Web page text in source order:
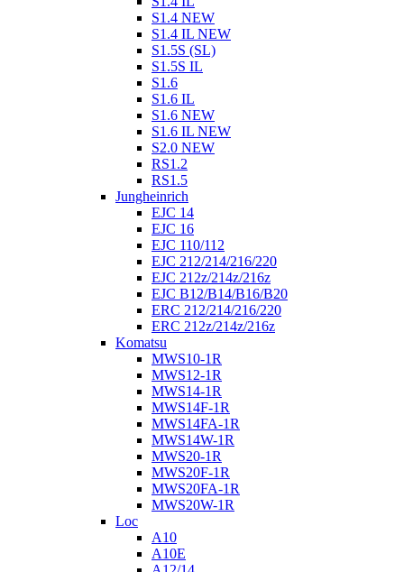
S1.4 NEW
S1.4 IL NEW
S1.5S (SL)
S1.5S IL
S1.6
S1.6 IL
S1.6 NEW
S1.6 IL NEW
S2.0 NEW
RS1.2
RS1.5
Jungheinrich
EJC 14
EJC 16
EJC 110/112
EJC 212/214/216/220
EJC 212z/214z/216z
EJC B12/B14/B16/B20
ERC 212/214/216/220
ERC 212z/214z/216z
Komatsu
MWS10-1R
MWS12-1R
MWS14-1R
MWS14F-1R
MWS14FA-1R
MWS14W-1R
MWS20-1R
MWS20F-1R
MWS20FA-1R
MWS20W-1R
Loc
A10
A10E